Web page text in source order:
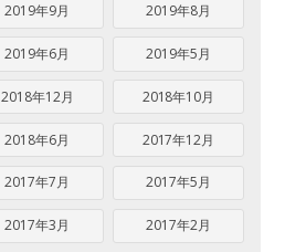
2019年9月 2019年8月
2019年6月 2019年5月
2018年12月 2018年10月
2018年6月 2017年12月
2017年7月 2017年5月
2017年3月 2017年2月